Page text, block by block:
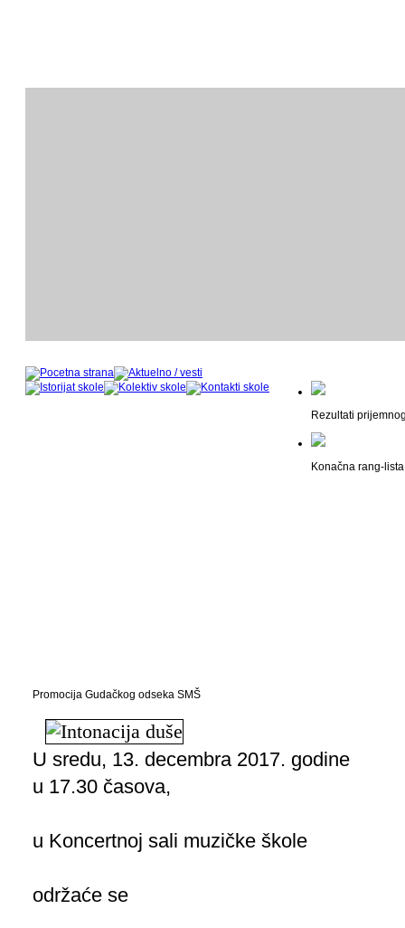
Rezultati
Konačna rang-
Promocija Gudačkog odseka SMŠ
U sredu, 13. decembra 2017. godine
u 17.30 časova,
u Koncertnoj sali muzičke škole
održaće se